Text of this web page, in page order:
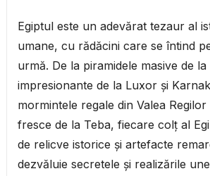
Egiptul este un adevărat tezaur al
umane, cu rădăcini care se întind
urmă. De la piramidele masive de la
impresionante de la Luxor și
mormintele regale din Valea Regilor
fresce de la Teba, fiecare colț al
de relicve istorice și artefacte
dezvăluie secretele și realizările